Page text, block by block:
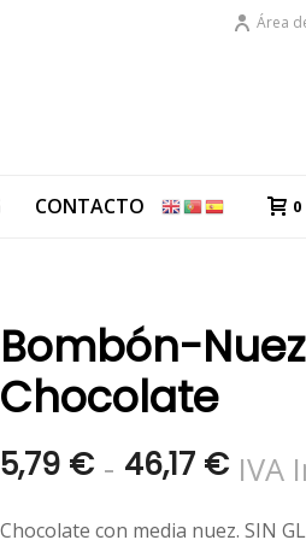
Área
CONTACTO 0
Bombón-
Chocolate
5,79 € - 46,17 €
de
IVA
Chocolate con media nuez. SIN